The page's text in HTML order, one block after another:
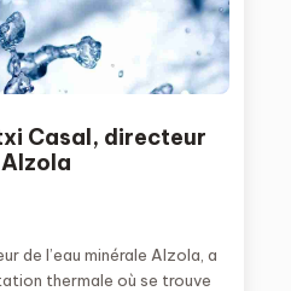
Casal, directeur
Alzola
de l’eau minérale Alzola, a
thermale où se trouve